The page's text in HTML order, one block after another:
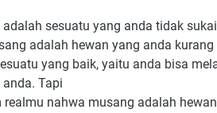
sesuatu yang anda tidak
adalah hewan yang anda
yang baik, yaitu anda bisa
Tapi
nahwa musang adalah